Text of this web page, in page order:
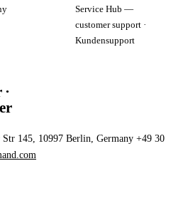
Service Hub —
customer support ·
Kundensupport
145, 10997 Berlin, Germany +49 30